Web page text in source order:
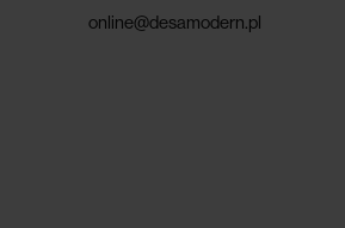
online@desamodern.pl